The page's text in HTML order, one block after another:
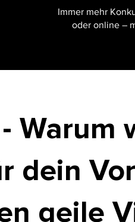
Immer mehr
oder online –
Warum
dein
geile